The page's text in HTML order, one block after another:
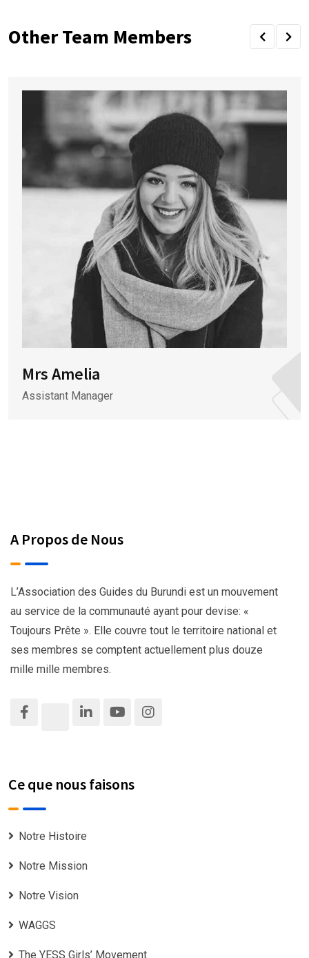
Other Team Members
Mrs Amelia
Assistant Manager
A Propos de Nous
L’Association des Guides du Burundi est un mouvement
au service de la communauté ayant pour devise: «
Toujours Prête ». Elle couvre tout le territoire national et
ses membres se comptent actuellement plus douze
mille mille membres.
Ce que nous faisons
Notre Histoire
Notre Mission
Notre Vision
WAGGS
The YESS Girls’ Movement